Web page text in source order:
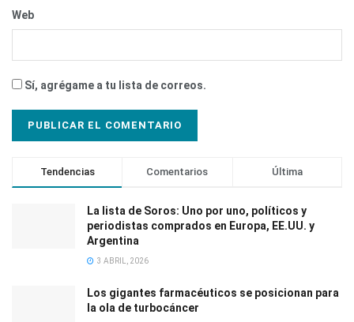
Web
Sí, agrégame a tu lista de correos.
Tendencias Comentarios Última
La lista de Soros: Uno por uno, políticos y
periodistas comprados en Europa, EE.UU. y
Argentina
3 ABRIL, 2026
Los gigantes farmacéuticos se posicionan para
la ola de turbocáncer